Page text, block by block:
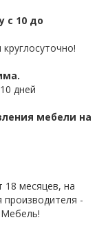
с 10 до
дней
мебели на
18 месяцев, на
производителя -